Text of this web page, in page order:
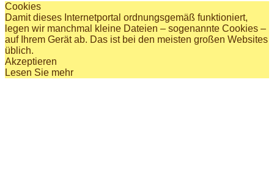
Cookies
Damit dieses Internetportal ordnungsgemäß funktioniert,
legen wir manchmal kleine Dateien – sogenannte Cookies –
auf Ihrem Gerät ab. Das ist bei den meisten großen Websites
üblich.
Akzeptieren
Lesen Sie mehr